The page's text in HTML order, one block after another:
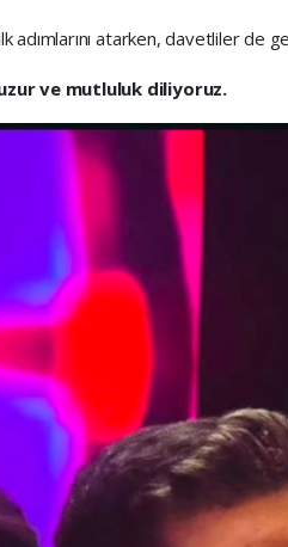
atarken, davetliler de
ve mutluluk diliyoruz.